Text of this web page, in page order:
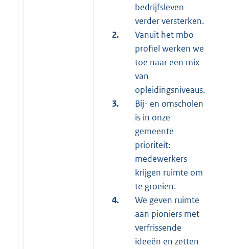
bedrijfsleven
verder versterken.
2.
Vanuit het mbo-
profiel werken we
toe naar een mix
van
opleidingsniveaus.
3.
Bij- en omscholen
is in onze
gemeente
prioriteit:
medewerkers
krijgen ruimte om
te groeien.
4.
We geven ruimte
aan pioniers met
verfrissende
ideeën en zetten